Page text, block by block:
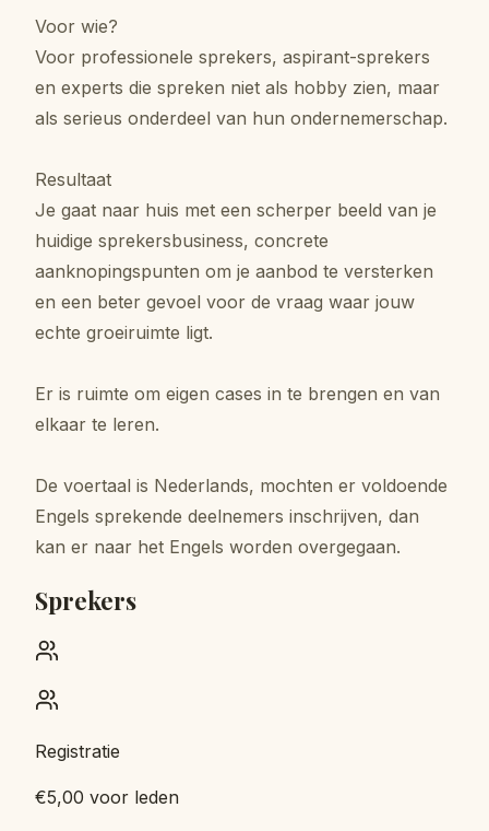
Voor wie?
Voor professionele sprekers, aspirant-sprekers
en experts die spreken niet als hobby zien, maar
als serieus onderdeel van hun ondernemerschap.
Resultaat
Je gaat naar huis met een scherper beeld van je
huidige sprekersbusiness, concrete
aanknopingspunten om je aanbod te versterken
en een beter gevoel voor de vraag waar jouw
echte groeiruimte ligt.
Er is ruimte om eigen cases in te brengen en van
elkaar te leren.
De voertaal is Nederlands, mochten er voldoende
Engels sprekende deelnemers inschrijven, dan
kan er naar het Engels worden overgegaan.
Sprekers
Registratie
€5,00 voor leden